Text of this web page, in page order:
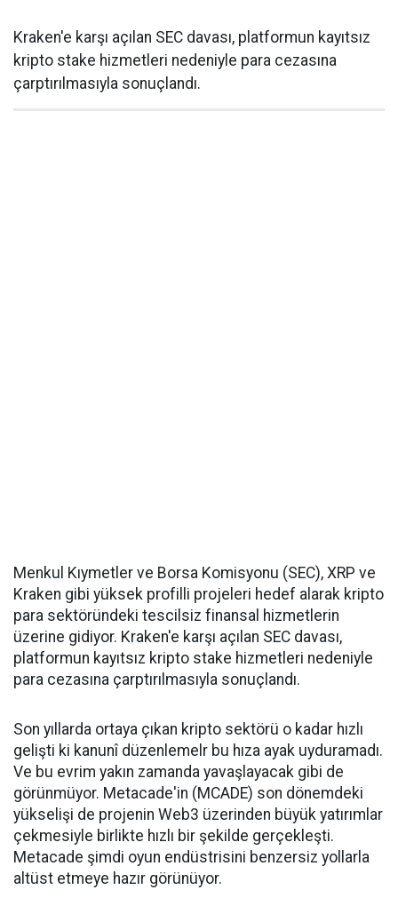
Kraken'e karşı açılan SEC davası, platformun kayıtsız
kripto stake hizmetleri nedeniyle para cezasına
çarptırılmasıyla sonuçlandı.
Menkul Kıymetler ve Borsa Komisyonu (SEC), XRP ve
Kraken gibi yüksek profilli projeleri hedef alarak kripto
para sektöründeki tescilsiz finansal hizmetlerin
üzerine gidiyor. Kraken'e karşı açılan SEC davası,
platformun kayıtsız kripto stake hizmetleri nedeniyle
para cezasına çarptırılmasıyla sonuçlandı.
Son yıllarda ortaya çıkan kripto sektörü o kadar hızlı
gelişti ki kanunî düzenlemelr bu hıza ayak uyduramadı.
Ve bu evrim yakın zamanda yavaşlayacak gibi de
görünmüyor. Metacade'in (MCADE) son dönemdeki
yükselişi de projenin Web3 üzerinden büyük yatırımlar
çekmesiyle birlikte hızlı bir şekilde gerçekleşti.
Metacade şimdi oyun endüstrisini benzersiz yollarla
altüst etmeye hazır görünüyor.